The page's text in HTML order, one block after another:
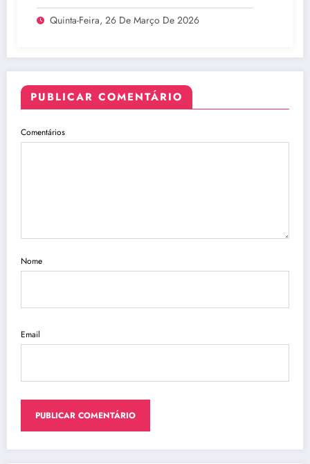
Legado do BTS
Quinta-Feira, 26 De Março De 2026
PUBLICAR COMENTÁRIO
Comentários
Nome
Email